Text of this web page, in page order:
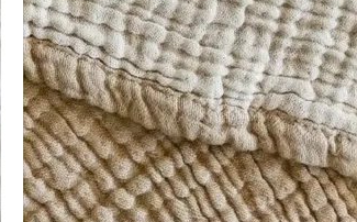
Her bebek tekstil ürününü gerçekten özel
ve rahat bir dokudan oluşan olağanüstü bir
Tekstil'i seçin. Markanızı, seçici
tasarım ve konforun mükemmel